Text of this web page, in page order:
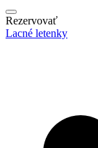
Rezervovať
Lacné letenky